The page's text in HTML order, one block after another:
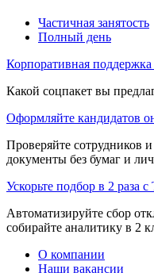
Частичная занятость
Полный день
Корпоративная поддержка
Какой соцпакет вы
Оформляйте кандидатов
Проверяйте сотрудников
документы без бумаг и
Ускорьте подбор в 2 раза с
Автоматизируйте сбор
собирайте аналитику в 2
О компании
Наши вакансии